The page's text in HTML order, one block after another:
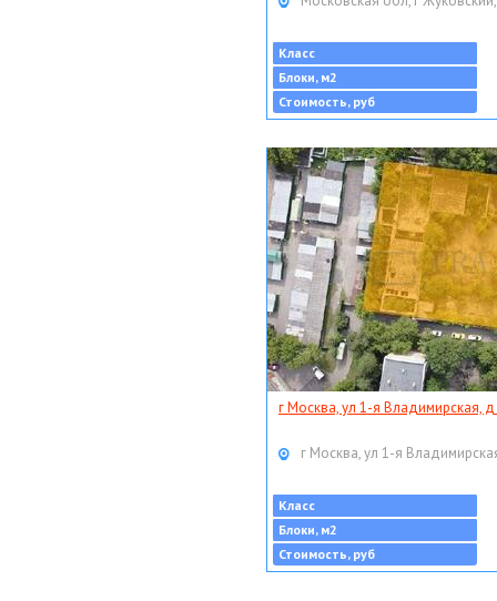
Класс
Блоки, м2
Стоимость, руб
г Москва, ул 1-я Владимирская, д
г Москва, ул 1-я
Класс
Блоки, м2
Стоимость, руб